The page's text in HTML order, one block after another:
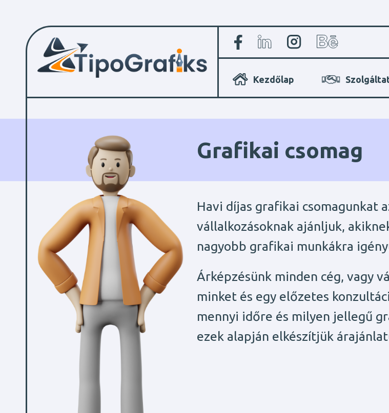
Kezdőlap
Grafikai csomag
Havi díjas grafikai csomagunkat
vállalkozásoknak ajánljuk,
nagyobb grafikai munkákra
Árképzésünk minden cég, vagy
minket és egy előzetes
mennyi időre és milyen jellegű
ezek alapján elkészítjük